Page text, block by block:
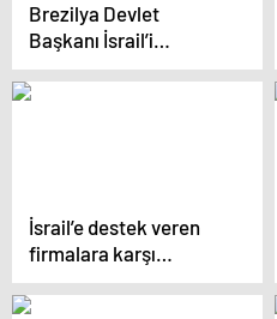
Brezilya Devlet
Başkanı İsrail’i
soykırım yapmakla
suçladı
İsrail’e destek veren
firmalara karşı
Türkiye’de boykot
çağrıları artıyor